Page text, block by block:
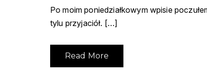
Po moim poniedziałkowym wpisie
tylu przyjaciół. […]
Read More